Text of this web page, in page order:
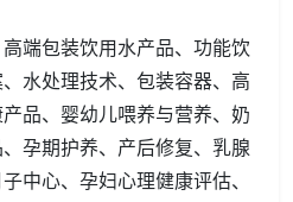
端包装饮用水产品、功能饮
水处理技术、包装容器、高
品、婴幼儿喂养与营养、奶
孕期护养、产后修复、乳腺
中心、孕妇心理健康评估、